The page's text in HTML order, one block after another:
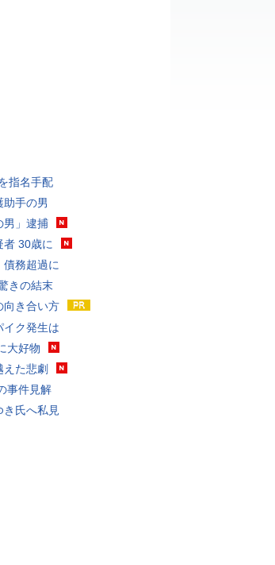
指名手配
手の男
男」逮捕
者 30歳に
債務超過に
きの結末
向き合い方
イク発生は
大好物
た悲劇
事件見解
き氏へ私見